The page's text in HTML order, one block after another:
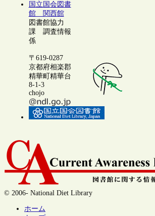
国立国会図書
館 関西館
図書館協力
課 調査情報
係
〒619-0287
京都府相楽郡
精華町精華台
8-1-3
chojo
© 2006- National Diet Library
ホーム